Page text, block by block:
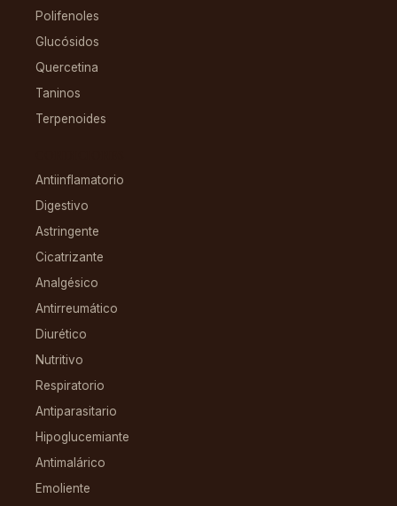
Polifenoles
Glucósidos
Quercetina
Taninos
Terpenoides
Antiinflamatorio
Digestivo
Astringente
Cicatrizante
Analgésico
Antirreumático
Diurético
Nutritivo
Respiratorio
Antiparasitario
Hipoglucemiante
Antimalárico
Emoliente